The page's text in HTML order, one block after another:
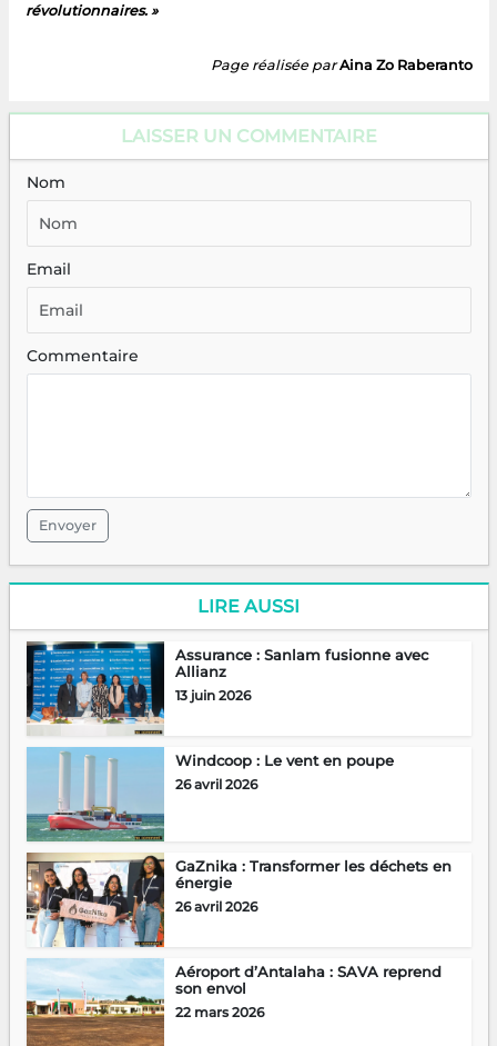
révolutionnaires. »
Page réalisée par Aina Zo Raberanto
LAISSER UN COMMENTAIRE
Nom
Email
Commentaire
Envoyer
LIRE AUSSI
Assurance : Sanlam fusionne avec
Allianz
13 juin 2026
Windcoop : Le vent en poupe
26 avril 2026
GaZnika : Transformer les déchets en
énergie
26 avril 2026
Aéroport d’Antalaha : SAVA reprend
son envol
22 mars 2026